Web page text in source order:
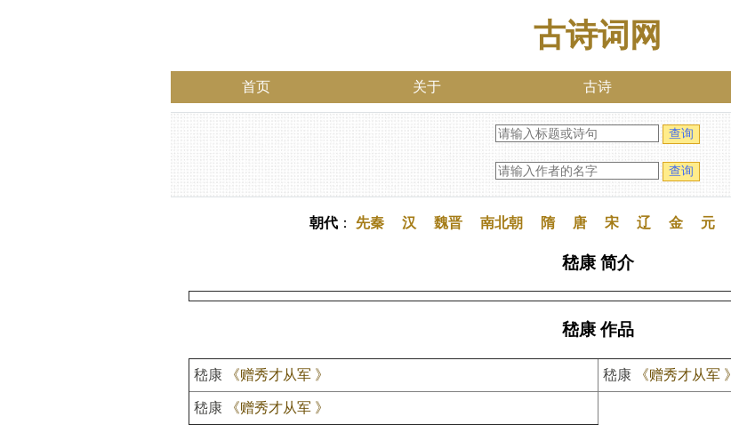
古诗词网
首页 关于 古诗
朝代 ： 先秦 汉 魏晋 南北朝 隋 唐 宋 辽 金 元
嵇康 简介
嵇康 作品
嵇康 《赠秀才从军 》 嵇康 《赠秀才从军 》
嵇康 《赠秀才从军 》